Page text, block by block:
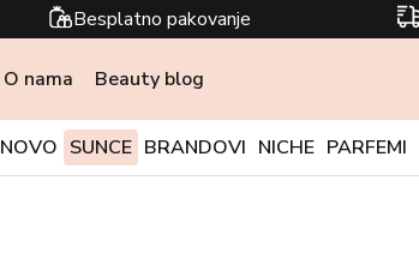
Besplatno pakovanje
O nama Beauty blog
NOVO SUNCE BRANDOVI NICHE PARFEMI